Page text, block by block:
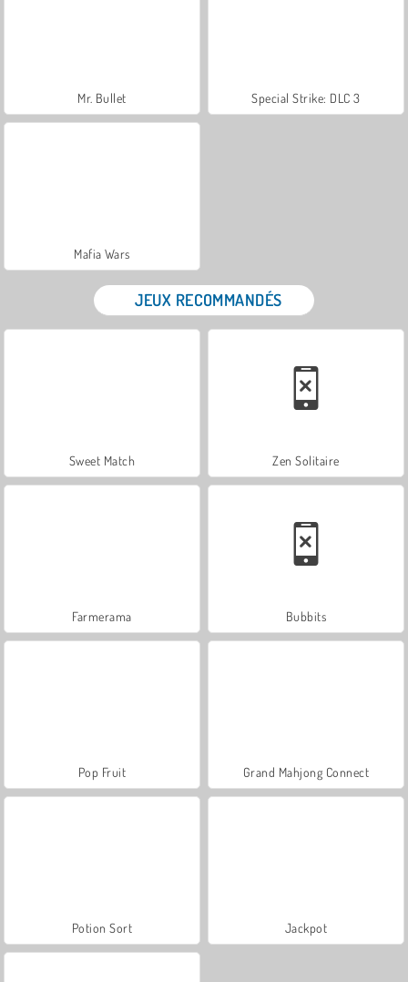
Mr. Bullet Special Strike: DLC 3
Mafia Wars
JEUX RECOMMANDÉS
Sweet Match Zen Solitaire
Farmerama Bubbits
Pop Fruit Grand Mahjong Connect
Potion Sort Jackpot